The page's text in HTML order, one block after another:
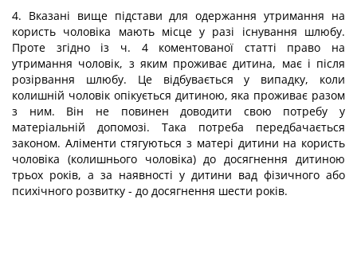
4. Вказані вище підстави для одержання утримання на
користь чоловіка мають місце у разі існування шлюбу.
Проте згідно із ч. 4 коментованої статті право на
утримання чоловік, з яким проживає дитина, має і після
розірвання шлюбу. Це відбувається у випадку, коли
колишній чоловік опікується дитиною, яка проживає разом
з ним. Він не повинен доводити свою потребу у
матеріальній допомозі. Така потреба передбачається
законом. Аліменти стягуються з матері дитини на користь
чоловіка (колишнього чоловіка) до досягнення дитиною
трьох років, а за наявності у дитини вад фізичного або
психічного розвитку - до досягнення шести років.